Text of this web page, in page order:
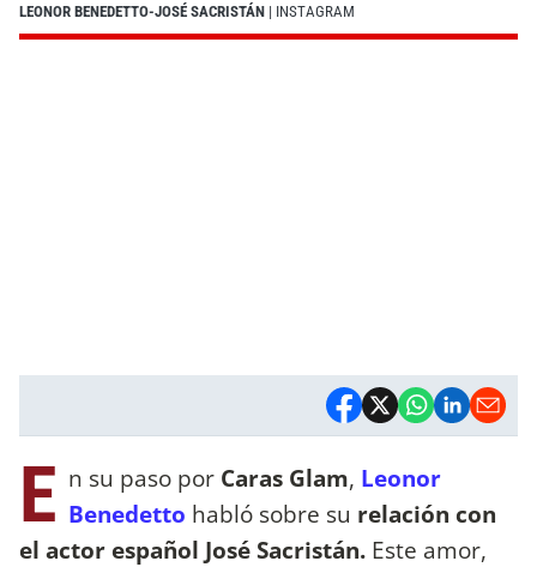
LEONOR BENEDETTO-JOSÉ SACRISTÁN | INSTAGRAM
E n su paso por Caras Glam, Leonor
Benedetto habló sobre su relación con
el actor español José Sacristán. Este amor,